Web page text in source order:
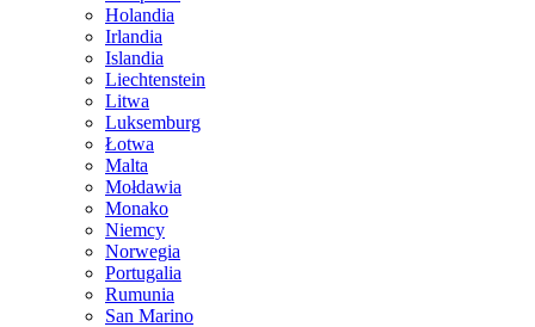
Holandia
Irlandia
Islandia
Liechtenstein
Litwa
Luksemburg
Łotwa
Malta
Mołdawia
Monako
Niemcy
Norwegia
Portugalia
Rumunia
San Marino